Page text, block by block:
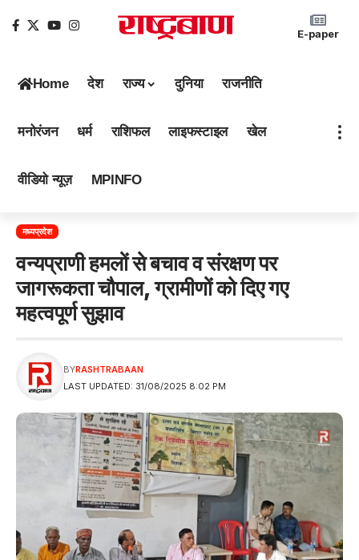
E-paper
Home देश राज्य दुनिया राजनीति
मनोरंजन धर्म राशिफल लाइफस्टाइल खेल
वीडियो न्यूज़ MPINFO
मध्यप्रदेश
वन्यप्राणी हमलों से बचाव व संरक्षण पर
जागरूकता चौपाल, ग्रामीणों को दिए गए
महत्वपूर्ण सुझाव
LAST UPDATED: 31/08/2025 8:02 PM
BYRASHTRABAAN